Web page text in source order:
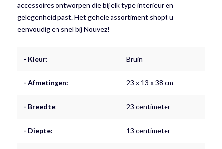
accessoires ontworpen die bij elk type interieur en
gelegenheid past. Het gehele assortiment shopt u
eenvoudig en snel bij Nouvez!
- Kleur: Bruin
- Afmetingen: 23 x 13 x 38 cm
- Breedte: 23 centimeter
- Diepte: 13 centimeter